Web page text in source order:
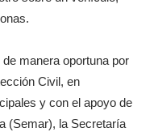
manera oportuna por
Civil, en
y con el apoyo de
(Semar), la Secretaría